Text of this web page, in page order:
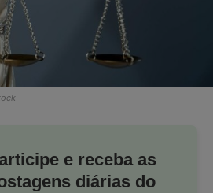
e receba as
diárias do